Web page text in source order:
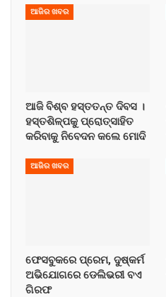
ଆଜିର ଖବର
ଆଜି ବିଶ୍ବ ହସ୍ତତନ୍ତ ଦିବସ ।
ହସ୍ତଶିଳ୍ପକୁ ପ୍ରୋତ୍ସାହିତ
କରିବାକୁ ନିବେଦନ କଲେ ମୋଦି
ଆଜିର ଖବର
ଫେସବୁକରେ ପ୍ରେମ, ଦୁଷ୍କର୍ମ
ଅଭିଯୋଗରେ ଡେଲିଭରୀ ବଏ
ଗିରଫ